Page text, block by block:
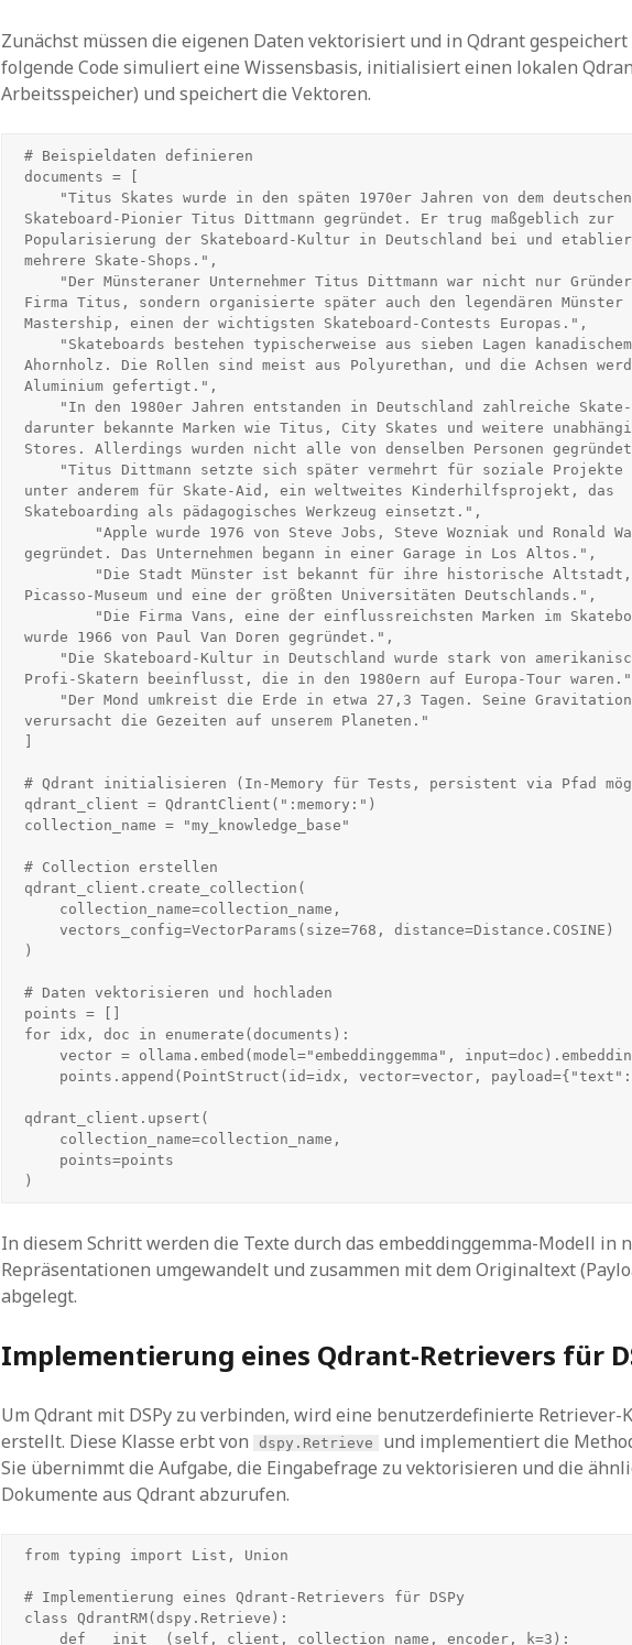
Zunächst müssen die eigenen Daten vektorisiert und in Qdrant
folgende Code simuliert eine Wissensbasis, initialisiert einen lokalen
Arbeitsspeicher) und speichert die Vektoren.
# Beispieldaten definieren
documents = [
Skateboard-Pionier Titus Dittmann gegründet. Er trug maßgeblich zur
Popularisierung der Skateboard-Kultur in Deutschland bei und
mehrere Skate-Shops.",
Firma Titus, sondern organisierte später auch den legendären Münster
Mastership, einen der wichtigsten Skateboard-Contests Europas.",
Ahornholz. Die Rollen sind meist aus Polyurethan, und die Achsen
Aluminium gefertigt.",
darunter bekannte Marken wie Titus, City Skates und weitere
Stores. Allerdings wurden nicht alle von denselben Personen
unter anderem für Skate-Aid, ein weltweites Kinderhilfsprojekt, das
Skateboarding als pädagogisches Werkzeug einsetzt.",
gegründet. Das Unternehmen begann in einer Garage in Los Altos.",
Picasso-Museum und eine der größten Universitäten Deutschlands.",
wurde 1966 von Paul Van Doren gegründet.",
Profi-Skatern beeinflusst, die in den 1980ern auf Europa-Tour
verursacht die Gezeiten auf unserem Planeten."
# Qdrant initialisieren (In-Memory für Tests, persistent via Pfad
qdrant_client = QdrantClient(":memory:")
collection_name = "my_knowledge_base"
# Collection erstellen
qdrant_client.create_collection(
)
# Daten vektorisieren und hochladen
points = []
for idx, doc in enumerate(documents):
qdrant_client.upsert(
)
In diesem Schritt werden die Texte durch das embeddinggemma-Modell in
Repräsentationen umgewandelt und zusammen mit dem Originaltext
abgelegt.
Implementierung eines Qdrant-Retrievers für
Um Qdrant mit DSPy zu verbinden, wird eine benutzerdefinierte Retriever-
erstellt. Diese Klasse erbt von
dspy.Retrieve und implementiert die
Sie übernimmt die Aufgabe, die Eingabefrage zu vektorisieren und die
Dokumente aus Qdrant abzurufen.
from typing import List, Union
# Implementierung eines Qdrant-Retrievers für DSPy
class QdrantRM(dspy.Retrieve):